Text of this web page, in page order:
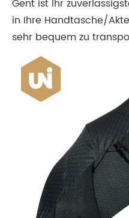
Gent ist Ihr
in Ihre Handtasche/
sehr bequem zu